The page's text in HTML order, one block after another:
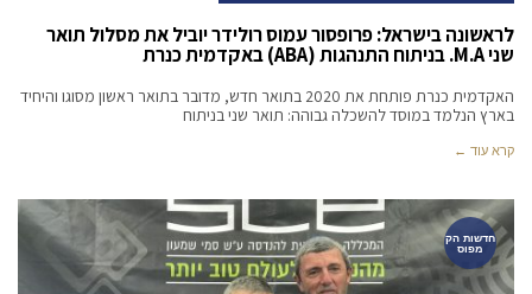
לראשונה בישראל: פרופסור עמוס רולידר יוביל את מסלול תואר
שני M.A. בניתוח התנהגות (ABA) באקדמית כנרת
האקדמית כנרת פותחת את 2020 בתואר חדש, מדובר בתואר ראשון מסוגו והיחיד
בארץ הנלמד במוסד להשכלה גבוהה: תואר שני בניתוח
קרא עוד ←
חדשות הק
מפוס